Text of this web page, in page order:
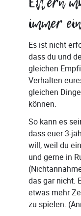
immer
Es ist nicht
dass du und
gleichen
Verhalten
gleichen
können.
So kann es
dass euer 3-
will, weil du
und gerne in
das gar nicht.
etwas mehr
zu spielen.